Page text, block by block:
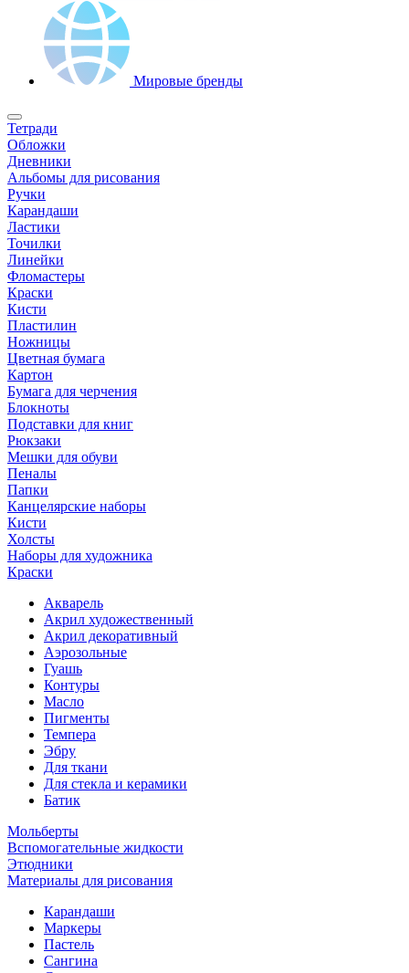
Мировые бренды
Тетради
Обложки
Дневники
Альбомы для рисования
Ручки
Карандаши
Ластики
Точилки
Линейки
Фломастеры
Краски
Кисти
Пластилин
Ножницы
Цветная бумага
Картон
Бумага для черчения
Блокноты
Подставки для книг
Рюкзаки
Мешки для обуви
Пеналы
Папки
Канцелярские наборы
Кисти
Холсты
Наборы для художника
Краски
Акварель
Акрил художественный
Акрил декоративный
Аэрозольные
Гуашь
Контуры
Масло
Пигменты
Темпера
Эбру
Для ткани
Для стекла и керамики
Батик
Мольберты
Вспомогательные жидкости
Этюдники
Материалы для рисования
Карандаши
Маркеры
Пастель
Сангина